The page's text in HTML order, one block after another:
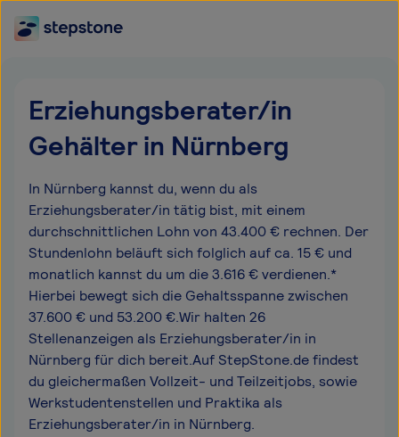
Erziehungsberater/in
Gehälter in Nürnberg
In Nürnberg kannst du, wenn du als
Erziehungsberater/in tätig bist, mit einem
durchschnittlichen Lohn von 43.400 € rechnen. Der
Stundenlohn beläuft sich folglich auf ca. 15 € und
monatlich kannst du um die 3.616 € verdienen.*
Hierbei bewegt sich die Gehaltsspanne zwischen
37.600 € und 53.200 €.Wir halten 26
Stellenanzeigen als Erziehungsberater/in in
Nürnberg für dich bereit.Auf StepStone.de findest
du gleichermaßen Vollzeit- und Teilzeitjobs, sowie
Werkstudentenstellen und Praktika als
Erziehungsberater/in in Nürnberg.